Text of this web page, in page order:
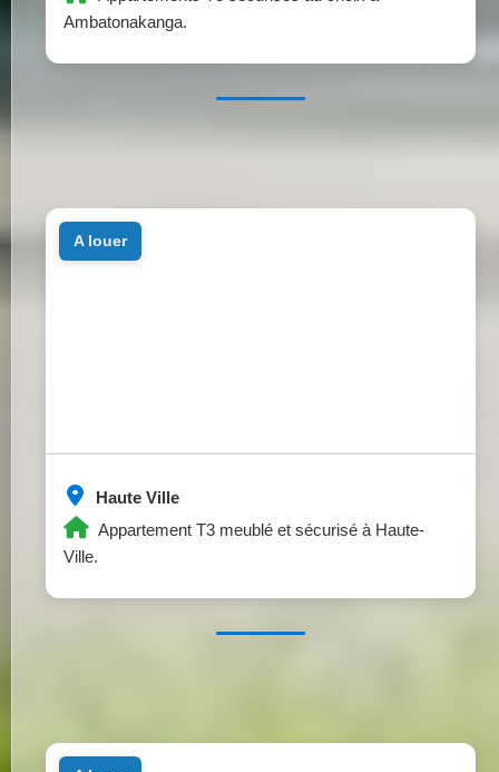
Ambatonakanga.
Haute Ville
Appartement T3 meublé et sécurisé à Haute-
Ville.
a louer